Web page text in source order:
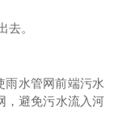
去。
雨水管网前端污水
，避免污水流入河